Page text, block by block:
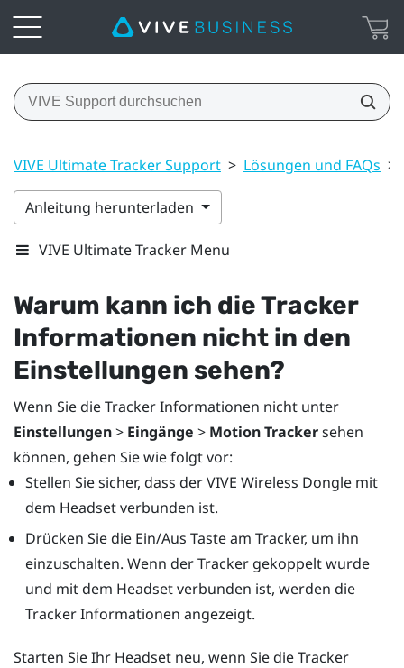
VIVE Ultimate Tracker Support > Lösungen und FAQs >
Anleitung herunterladen
VIVE Ultimate Tracker Menu
Warum kann ich die Tracker
Informationen nicht in den
Einstellungen sehen?
Wenn Sie die Tracker Informationen nicht unter
Einstellungen> Eingänge > Motion Trackersehen
können, gehen Sie wie folgt vor:
Stellen Sie sicher, dass derVIVE Wireless Donglemit
dem Headset verbunden ist.
Drücken Sie die Ein/Aus Taste am Tracker, um ihn
einzuschalten. Wenn der Tracker gekoppelt wurde
und mit dem Headset verbunden ist, werden die
Tracker Informationen angezeigt.
Starten Sie Ihr Headset neu, wenn Sie die Tracker